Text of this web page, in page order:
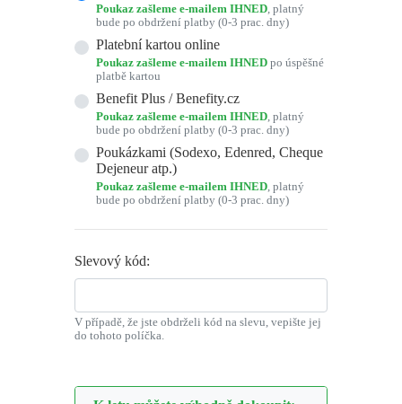
Poukaz zašleme e-mailem IHNED, platný
bude po obdržení platby (0-3 prac. dny)
Platební kartou online
Poukaz zašleme e-mailem IHNED po úspěšné
platbě kartou
Benefit Plus / Benefity.cz
Poukaz zašleme e-mailem IHNED, platný
bude po obdržení platby (0-3 prac. dny)
Poukázkami (Sodexo, Edenred, Cheque
Dejeneur atp.)
Poukaz zašleme e-mailem IHNED, platný
bude po obdržení platby (0-3 prac. dny)
Slevový kód:
V případě, že jste obdrželi kód na slevu, vepište jej
do tohoto políčka.